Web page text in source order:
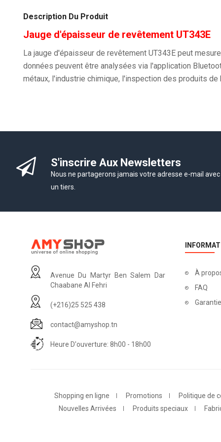
Description Du Produit
Jauge d'épaisseur de revêtement UT343E
La jauge d'épaisseur de revêtement UT343E peut
données peuvent être analysées via l'application
métaux, l'industrie chimique, l'inspection des produits
S'inscrire Aux Newsletters
Nous ne partagerons jamais votre adresse e-mail avec
un tiers.
Avenue Du Martyr Ben Salem Dar
Chaabane Al Fehri
(+216)25 525 438
contact@amyshop.tn
Heure D'ouverture: 8h00 - 18h00
À
FAQ
Shopping en ligne Promotions
Politique de
Nouvelles Arrivées
Produits speciaux